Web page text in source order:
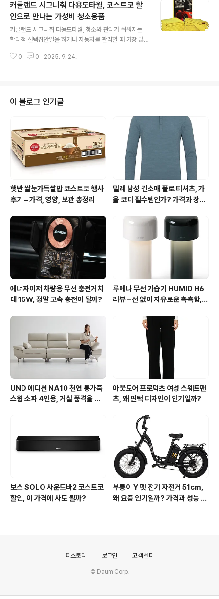
천 대상까지 꼼꼼하게 살펴보겠습니다.코스트코 할인 행사
와 가격 정보마리슈타이거 미니국자 세트는 현재 코스트코
에서 판매되고 있습니다. 정상가는 18,490원이지만 행사
기간에는 3,500원이 할인되어 14,990원에 구매할 수 있
점도 장점입니다. 이번 할인 행사는 2025년 9월 29일부
커클랜드 시그니춰 다용도타월, 코스트코 할
인으로 만나는 가성비 청소용품
커클랜드 시그니춰 다용도타월, 청소와 관리가 쉬워지는
합리적 선택집안일을 하거나 자동차를 관리할 때 가장 많
지와 물기, 각종 오염물들을 얼마나 깔끔하게 제거할 수 있
춰 다용도타월입니다. 코스트코에서 꾸준히 인기 있는 제
품으로, 대량 구매가 가능한 점과 더불어 실용성과 가성비
를 동시에 잡을 수 있는 제품으로 평가받고 있습니다.커클
랜드 시그니춰 다용도타월 가격 및 행사 정보제품을 선택
할 때 가격 정보는 빼놓을 수 없는 요소입니다. 코스트코에
서는 해당 제품에 대해 행사 기간 동안 할인 혜택을..
0 0 2025. 9. 24.
이 블로그 인기글
햇반 쌀눈가득쌀밥 코스트코 행사
후기 – 가격, 영양, 보관 총정리
밀레 남성 긴소매 폴로 티셔츠, 가
을 코디 필수템인가? 가격과 장점
에너자이저 차량용 무선 충전거치
대 15W, 정말 고속 충전이 될까?
루메나 무선 가습기 HUMID H6
리뷰 – 선 없이 자유로운 촉촉함,
UND 에디션 NA10 천연 통가죽
스윙 소파 4인용, 거실 품격을 완
아웃도어 프로덕츠 여성 스웨트팬
츠, 왜 핀턱 디자인이 인기일까?
보스 SOLO 사운드바2 코스트코
할인, 이 가격에 사도 될까?
부릉이 Y 펫 전기 자전거 51cm,
왜 요즘 인기일까? 가격과 성능 총
티스토리 로그인 고객센터
© Daum Corp.